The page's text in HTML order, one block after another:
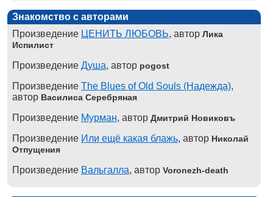
Знакомство с авторами
Произведение ЦЕНИТЬ ЛЮБОВЬ, автор Лика
Испилист
Произведение Душа, автор pogost
Произведение The Blues of Old Souls (Надежда),
автор Василиса Серебряная
Произведение Мурман, автор Дмитрий Новиковъ
Произведение Или ещё какая блажь, автор Николай
Отпущения
Произведение Вальгалла, автор Voronezh-death